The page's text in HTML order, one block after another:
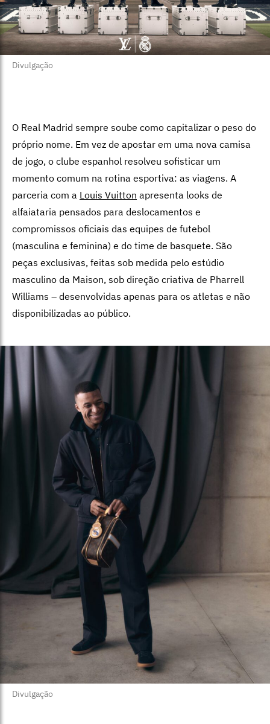
Divulgação
O Real Madrid sempre soube como capitalizar o peso do
próprio nome. Em vez de apostar em uma nova camisa
de jogo, o clube espanhol resolveu sofisticar um
momento comum na rotina esportiva: as viagens. A
parceria com a Louis Vuitton apresenta looks de
alfaiataria pensados para deslocamentos e
compromissos oficiais das equipes de futebol
(masculina e feminina) e do time de basquete. São
peças exclusivas, feitas sob medida pelo estúdio
masculino da Maison, sob direção criativa de Pharrell
Williams – desenvolvidas apenas para os atletas e não
disponibilizadas ao público.
Divulgação